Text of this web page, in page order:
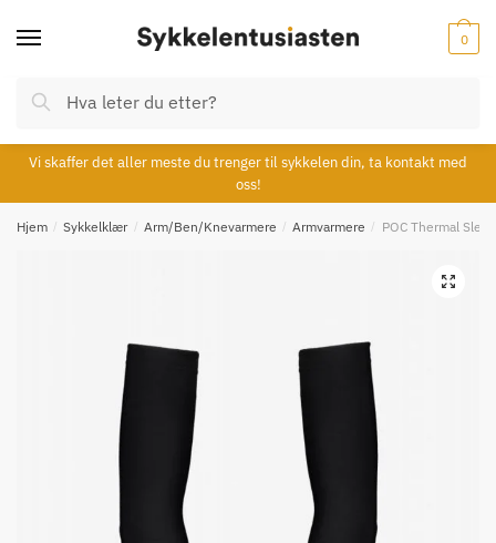
Søk
etter:
Søk
0
Vi skaffer det aller meste du trenger til sykkelen din, ta kontakt med
oss!
Hjem / Sykkelklær / Arm/Ben/Knevarmere / Armvarmere / POC Thermal
🔍